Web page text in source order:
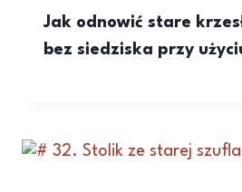
Jak odnowić stare
bez siedziska przy